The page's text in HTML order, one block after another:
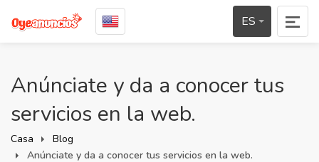
ES
Anúnciate y da a conocer tus
servicios en la web.
Casa
Blog
Anúnciate y da a conocer tus servicios en la web.